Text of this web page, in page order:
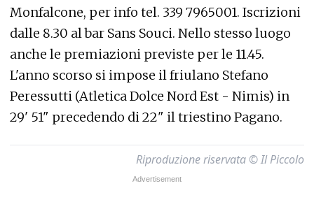
Monfalcone, per info tel. 339 7965001. Iscrizioni
dalle 8.30 al bar Sans Souci. Nello stesso luogo
anche le premiazioni previste per le 11.45.
L'anno scorso si impose il friulano Stefano
Peressutti (Atletica Dolce Nord Est - Nimis) in
29' 51" precedendo di 22" il triestino Pagano.
Riproduzione riservata © Il Piccolo